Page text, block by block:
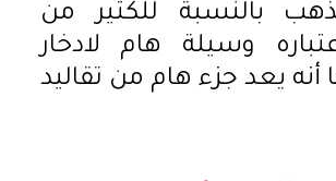
بالنسبة للكثير من
وسيلة هام لادخار
أنه يعد جزء هام من تقاليد